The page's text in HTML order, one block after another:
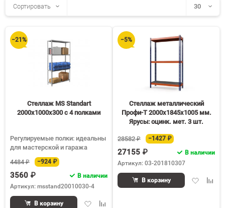
Сортировать 30
−21%
Стеллаж MS Standart
2000х1000х300 c 4 полками
Регулируемые полки: идеальны
для мастерской и гаража
4484 ₽
−924 ₽
3560 ₽
В наличии
Артикул: msstand20010030-4
ДобавитьДобавить
В корзину
−5%
Стеллаж металлический
Профи-Т 2000x1845x1005 мм.
Ярусы: оцинк. мет. 3 шт.
28582 ₽
−1427 ₽
27155 ₽
В наличии
Артикул: 03-201810307
Добавить
В корзину